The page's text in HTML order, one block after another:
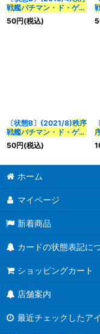
戦艦バチマン・ド・ゲー
ル-戦艦形態-【C】
{BS43-085}《白》
50円(税込)
〔状態B〕(2021/8)秩序
戦艦バチマン・ド・ゲー
ル【C】{SD61-RV001}
《白》
50円(税込)
ホーム
マイページ
新着商品
カードの状態表記に
ショッピングカート
店舗案内
最近チェックしたア